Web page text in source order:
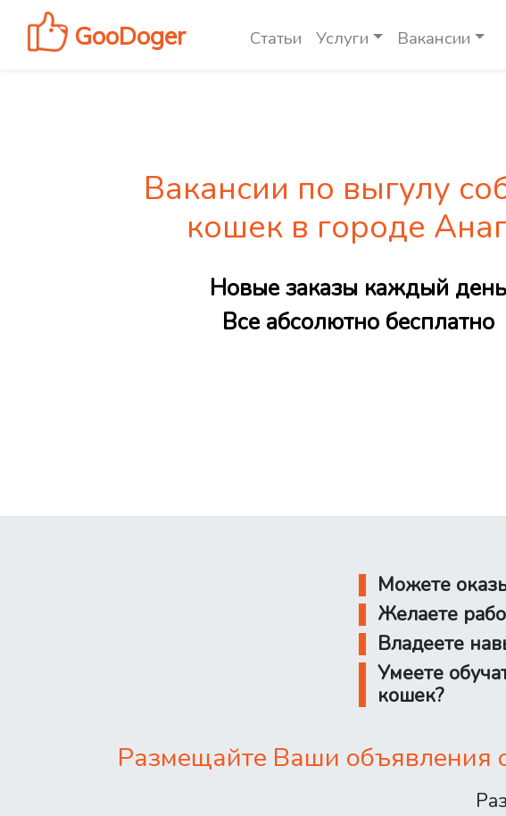
GooDoger Статьи Услуги Вакансии
Вакансии по выгулу
кошек в городе
Новые заказы каждый день
Все абсолютно бесплатно
Можете
Желаете
Владеете
Умеете
кошек?
Размещайте Ваши объявления